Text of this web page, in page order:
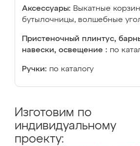
Аксессуары: Выкатные
бутылочницы, волшебные
Пристеночный плинтус,
навески, освещение : по
Ручки: по каталогу
Изготовим по
индивидуальному
проекту: